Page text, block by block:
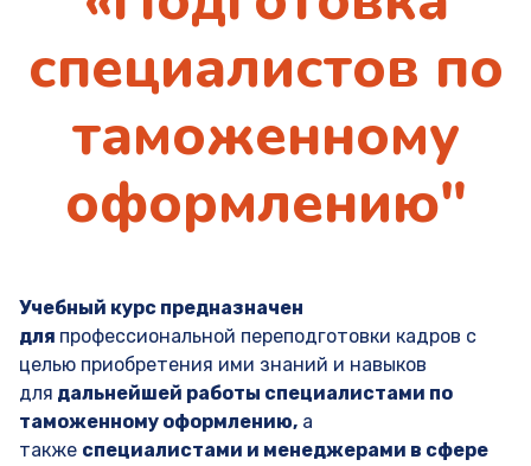
специалистов по
таможенному
оформлению"
Учебный курс предназначен
для профессиональной переподготовки кадров с
целью приобретения ими знаний и навыков
для дальнейшей работы специалистами по
таможенному оформлению, а
также специалистами и менеджерами в сфере